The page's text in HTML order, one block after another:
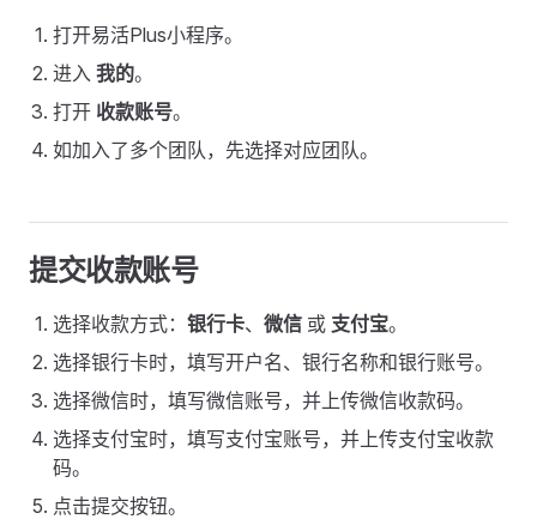
打开易活Plus小程序。
进入 我的。
打开 收款账号。
如加入了多个团队，先选择对应团队。
提交收款账号
选择收款方式： 银行卡、 微信 或 支付宝。
选择银行卡时，填写开户名、银行名称和银行账号。
选择微信时，填写微信账号，并上传微信收款码。
选择支付宝时，填写支付宝账号，并上传支付宝收款
码。
点击提交按钮。